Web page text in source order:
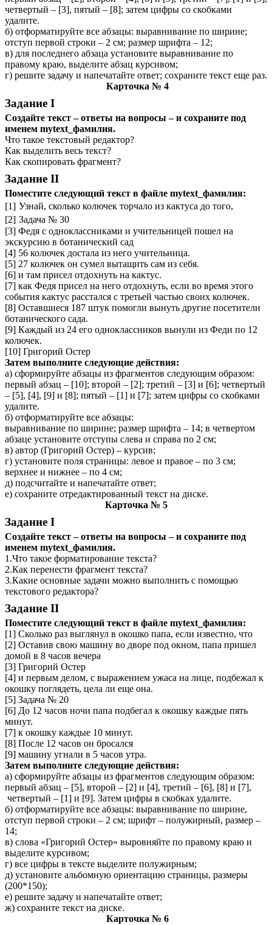
четвертый – [3], пятый – [8]; затем цифры со скобками
удалите.
б) отформатируйте все абзацы: выравнивание по ширине;
отступ первой строки – 2 см; размер шрифта – 12;
в) для последнего абзаца установите выравнивание по
правому краю, выделите абзац курсивом;
г) решите задачу и напечатайте ответ; сохраните текст еще раз.
Карточка № 4
Задание I
Создайте текст – ответы на вопросы – и сохраните под
именем mytext_фамилия.
Что такое текстовый редактор?
Как выделить весь текст?
Как скопировать фрагмент?
Задание II
Поместите следующий текст в файле mytext_фамилия:
[1] Узнай, сколько колючек торчало из кактуса до того,
[2] Задача № 30
[3] Федя с одноклассниками и учительницей пошел на
экскурсию в ботанический сад
[4] 56 колючек достала из него учительница.
[5] 27 колючек он сумел вытащить сам из себя.
[6] и там присел отдохнуть на кактус.
[7] как Федя присел на него отдохнуть, если во время этого
события кактус расстался с третьей частью своих колючек.
[8] Оставшиеся 187 штук помогли вынуть другие посетители
ботанического сада.
[9] Каждый из 24 его одноклассников вынули из Феди по 12
колючек.
[10] Григорий Остер
Затем выполните следующие действия:
а) сформируйте абзацы из фрагментов следующим образом:
первый абзац – [10]; второй – [2]; третий – [3] и [6]; четвертый
– [5], [4], [9] и [8]; пятый – [1] и [7]; затем цифры со скобками
удалите.
б) отформатируйте все абзацы:
выравнивание по ширине; размер шрифта – 14; в четвертом
абзаце установите отступы слева и справа по 2 см;
в) автор (Григорий Остер) – курсив;
г) установите поля страницы: левое и правое – по 3 см;
верхнее и нижнее – по 4 см;
д) подсчитайте и напечатайте ответ;
е) сохраните отредактированный текст на диске.
Карточка № 5
Задание I
Создайте текст – ответы на вопросы – и сохраните под
именем mytext_фамилия.
1.Что такое форматирование текста?
2.Как перенести фрагмент текста?
3.Какие основные задачи можно выполнить с помощью
текстового редактора?
Задание II
Поместите следующий текст в файле mytext_фамилия:
[1] Сколько раз выглянул в окошко папа, если известно, что
[2] Оставив свою машину во дворе под окном, папа пришел
домой в 8 часов вечера
[3] Григорий Остер
[4] и первым делом, с выражением ужаса на лице, подбежал к
окошку поглядеть, цела ли еще она.
[5] Задача № 20
[6] До 12 часов ночи папа подбегал к окошку каждые пять
минут.
[7] к окошку каждые 10 минут.
[8] После 12 часов он бросался
[9] машину угнали в 5 часов утра.
Затем выполните следующие действия:
а) сформируйте абзацы из фрагментов следующим образом:
первый абзац – [5], второй – [2] и [4], третий – [6], [8] и [7],
четвертый – [1] и [9]. Затем цифры в скобках удалите.
б) отформатируйте все абзацы: выравнивание по ширине,
отступ первой строки – 2 см; шрифт – полужирный, размер –
14;
в) слова «Григорий Остер» выровняйте по правому краю и
выделите курсивом;
г) все цифры в тексте выделите полужирным;
д) установите альбомную ориентацию страницы, размеры
(200*150);
е) решите задачу и напечатайте ответ;
ж) сохраните текст на диске.
Карточка № 6